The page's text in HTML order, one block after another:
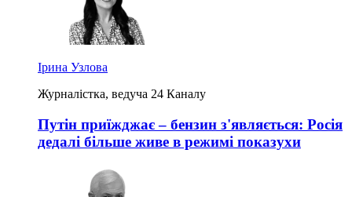
Ірина Узлова
Журналістка, ведуча 24 Каналу
Путін приїжджає – бензин з'являється: Росія
дедалі більше живе в режимі показухи